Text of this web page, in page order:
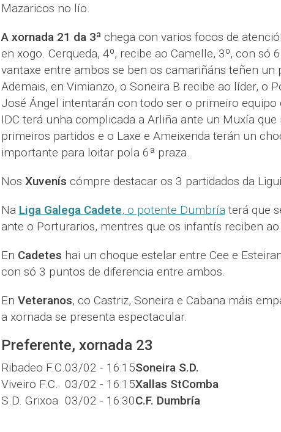
Mazaricos no lío.
A xornada 21 da 3ª chega con varios focos de
en xogo. Cerqueda, 4º, recibe ao Camelle, 3º, con só
vantaxe entre ambos se ben os camariñáns teñen un
Ademais, en Vimianzo, o Soneira B recibe ao líder, o
José Ángel intentarán con todo ser o primeiro equipo
IDC terá unha complicada a Arliña ante un Muxía que
primeiros partidos e o Laxe e Ameixenda terán un
importante para loitar pola 6ª praza.
Nos Xuvenís cómpre destacar os 3 partidados da
Na Liga Galega Cadete, o potente Dumbríaterá que
ante o Porturarios, mentres que os infantís reciben
En Cadetes hai un choque estelar entre Cee e
con só 3 puntos de diferencia entre ambos.
En Veteranos, co Castriz, Soneira e Cabana máis
a xornada se presenta espectacular.
Preferente, xornada 23
Ribadeo F.C.03/02 - 16:15Soneira S.D.
Viveiro F.C. 03/02 - 16:15Xallas StComba
S.D. Grixoa 03/02 - 16:30C.F. Dumbría